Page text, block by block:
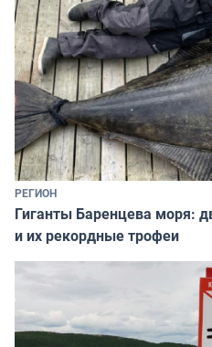
РЕГИОН
Гиганты Баренцева моря:
и их рекордные трофеи